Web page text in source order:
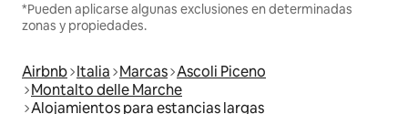
*Pueden aplicarse algunas exclusiones en determinadas
zonas y propiedades.
Airbnb Italia Marcas Ascoli Piceno
Montalto delle Marche
Alojamientos para estancias largas